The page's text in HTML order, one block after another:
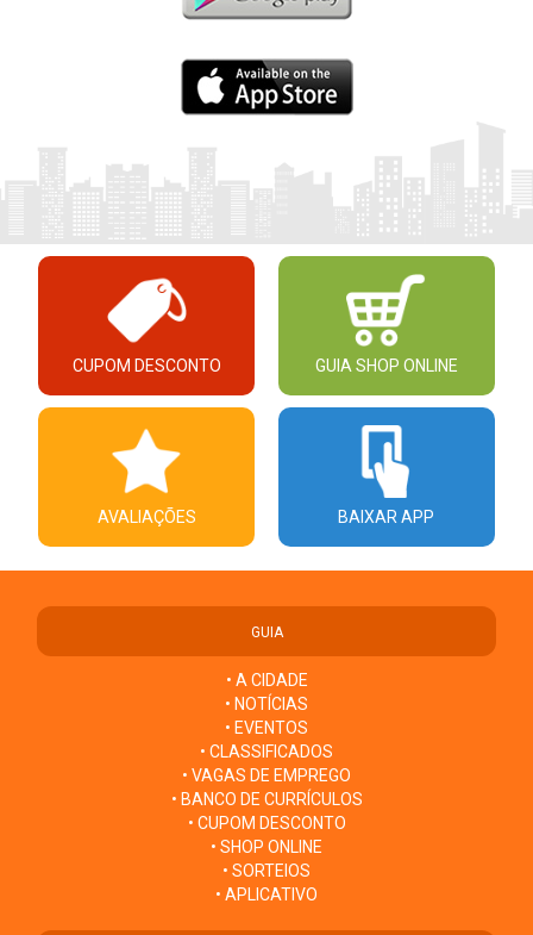
CUPOM DESCONTO GUIA SHOP ONLINE
AVALIAÇÕES BAIXAR APP
GUIA
• A CIDADE
• NOTÍCIAS
• EVENTOS
• CLASSIFICADOS
• VAGAS DE EMPREGO
• BANCO DE CURRÍCULOS
• CUPOM DESCONTO
• SHOP ONLINE
• SORTEIOS
• APLICATIVO